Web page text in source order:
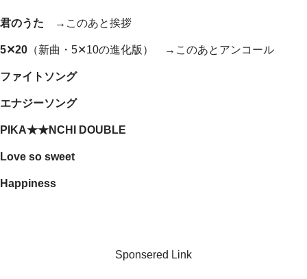
君のうた → このあと挨拶
5✕20 （新曲・5✕10の進化版） → このあとアンコール
ファイトソング
エナジーソング
PIKA★★NCHI DOUBLE
Love so sweet
Happiness
Sponsered Link